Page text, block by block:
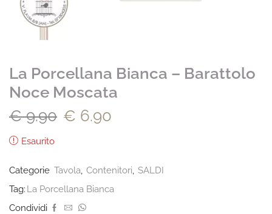
La Porcellana Bianca – Barattolo
Noce Moscata
€9.90 € 6.90
Esaurito
Categorie Tavola Contenitori SALDI
Tag: La Porcellana Bianca
Condividi